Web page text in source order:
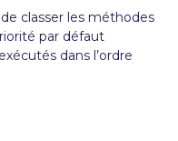
classer les méthodes
par défaut
dans l’ordre